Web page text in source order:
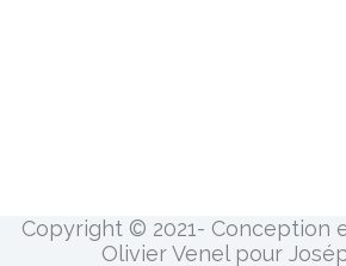
Copyright © 2021- Conception
Olivier Venel pour